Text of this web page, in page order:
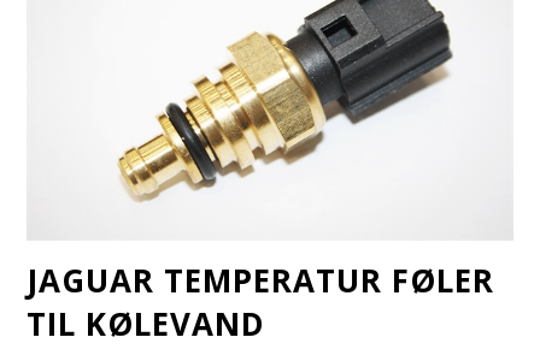
JAGUAR TEMPERATUR FØLER
TIL KØLEVAND